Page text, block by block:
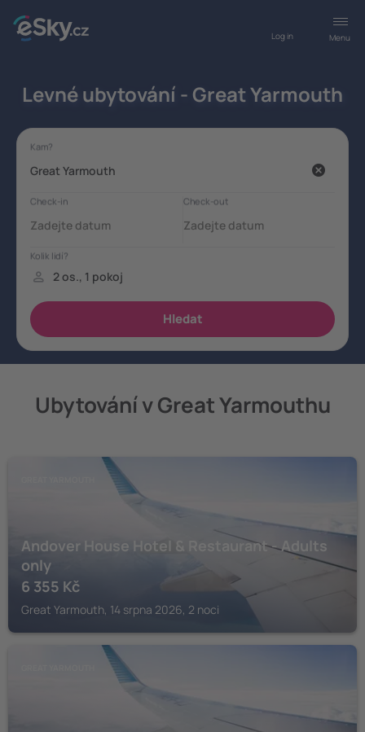
Menu
Log in
Levné ubytování - Great Yarmouth
Ubytování v Great Yarmouthu
Andover House Hotel & Restaurant - Adults
only
6 355 Kč
Great Yarmouth, 14 srpna 2026, 2 noci